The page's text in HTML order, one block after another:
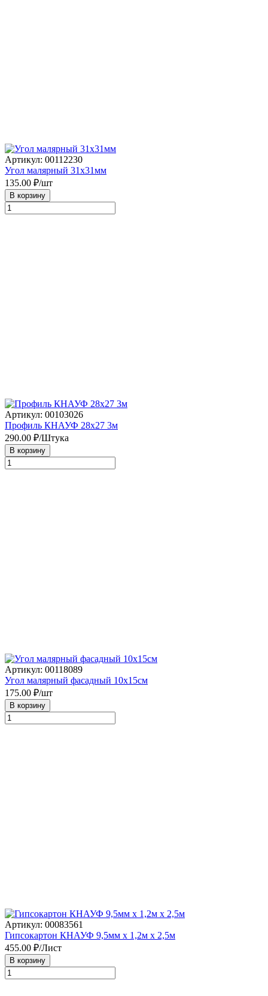
Артикул: 00112230
Угол малярный 31х31мм
135.00 ₽/шт
В корзину
Артикул: 00103026
Профиль КНАУФ 28х27 3м
290.00 ₽/Штука
В корзину
Артикул: 00118089
Угол малярный фасадный 10х15см
175.00 ₽/шт
В корзину
Артикул: 00083561
Гипсокартон КНАУФ 9,5мм х 1,2м х 2,5м
455.00 ₽/Лист
В корзину